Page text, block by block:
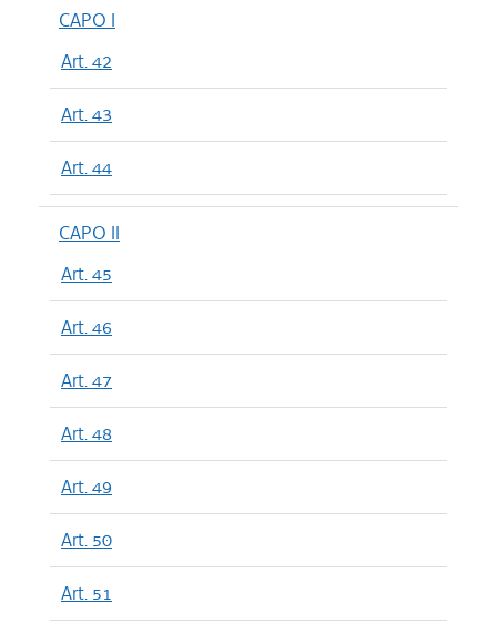
CAPO I
Art. 42
Art. 43
Art. 44
CAPO II
Art. 45
Art. 46
Art. 47
Art. 48
Art. 49
Art. 50
Art. 51